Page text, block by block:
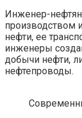
Инженер-
производством
нефти, ее
инженеры
добычи нефти,
нефтепроводы.